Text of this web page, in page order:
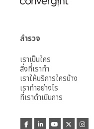
สำรวจ
เราเป็นใคร
สิ่งที่เราทำ
เราให้บริการใครบ้าง
เราทำอย่างไร
ที่เราดำเนินการ